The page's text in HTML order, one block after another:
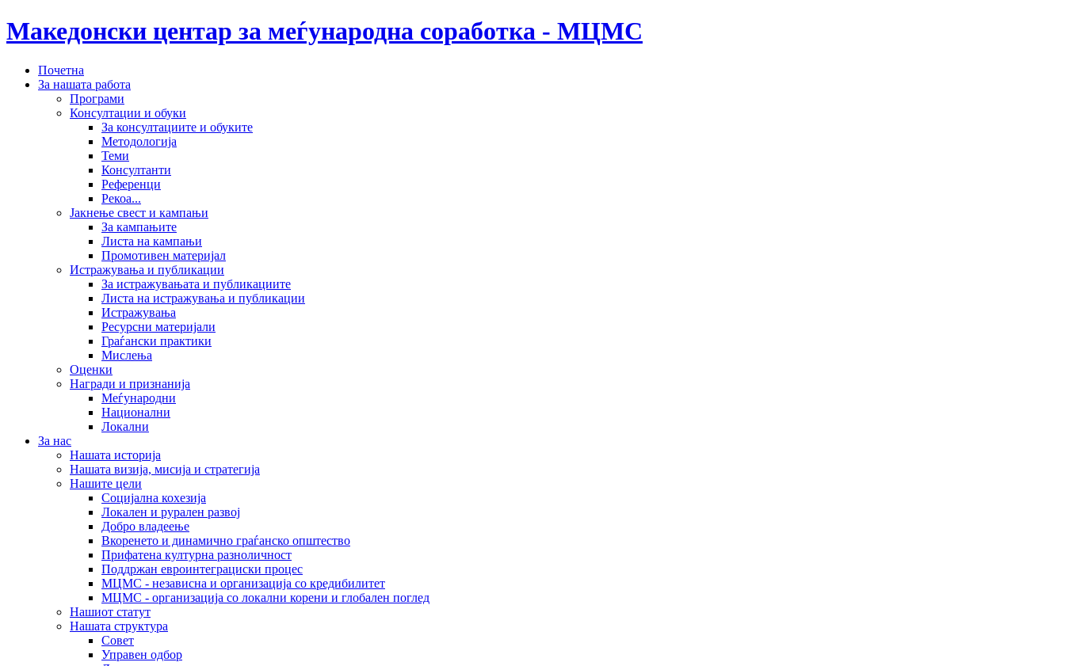
Македонски центар за меѓународна соработка - МЦМС
Почетна
За нашата работа
Програми
Консултации и обуки
За консултациите и обуките
Методологија
Теми
Консултанти
Референци
Рекоа...
Јакнење свест и кампањи
За кампањите
Листа на кампањи
Промотивен материјал
Истражувања и публикации
За истражувањата и публикациите
Листа на истражувања и публикации
Истражувања
Ресурсни материјали
Граѓански практики
Мислења
Оценки
Награди и признанија
Меѓународни
Национални
Локални
За нас
Нашата историја
Нашата визија, мисија и стратегија
Нашите цели
Социјална кохезија
Локален и рурален развој
Добро владеење
Вкоренето и динамично граѓанско општество
Прифатена културна разноличност
Поддржан евроинтеграциски процес
МЦМС - независна и организација со кредибилитет
МЦМС - организација со локални корени и глобален поглед
Нашиот статут
Нашата структура
Совет
Управен одбор